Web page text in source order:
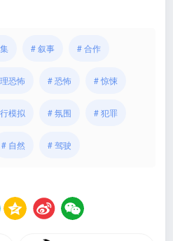
# 叙事 # 合作
恐怖 # 恐怖 # 惊悚
模拟 # 氛围 # 犯罪
# 自然 # 驾驶